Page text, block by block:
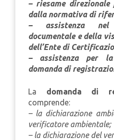
– riesame
dalla normativa di
– assistenza nel
documentale e della
dell’Ente di
– assistenza per la
domanda di
La domanda di
comprende:
– la dichiarazione
verificatore ambientale;
– la dichiarazione del